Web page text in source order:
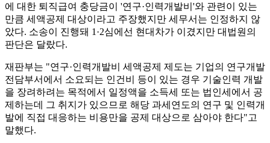
에 대한 퇴직급여 충당금이 '연구·인력개발비'와 관련이 있는
만큼 세액공제 대상이라고 주장했지만 세무서는 인정하지 않
았다. 소송이 진행돼 1·2심에선 현대차가 이겼지만 대법원의
판단은 달랐다.
재판부는 "연구·인력개발비 세액공제 제도는 기업의 연구개발
전담부서에서 소요되는 인건비 등이 있는 경우 기술인력 개발
을 장려하려는 목적에서 일정액을 소득세 또는 법인세에서 공
제하는데 그 취지가 있으므로 해당 과세연도의 연구 및 인력개
발에 직접 대응하는 비용만을 공제 대상으로 삼아야 한다"고
말했다.